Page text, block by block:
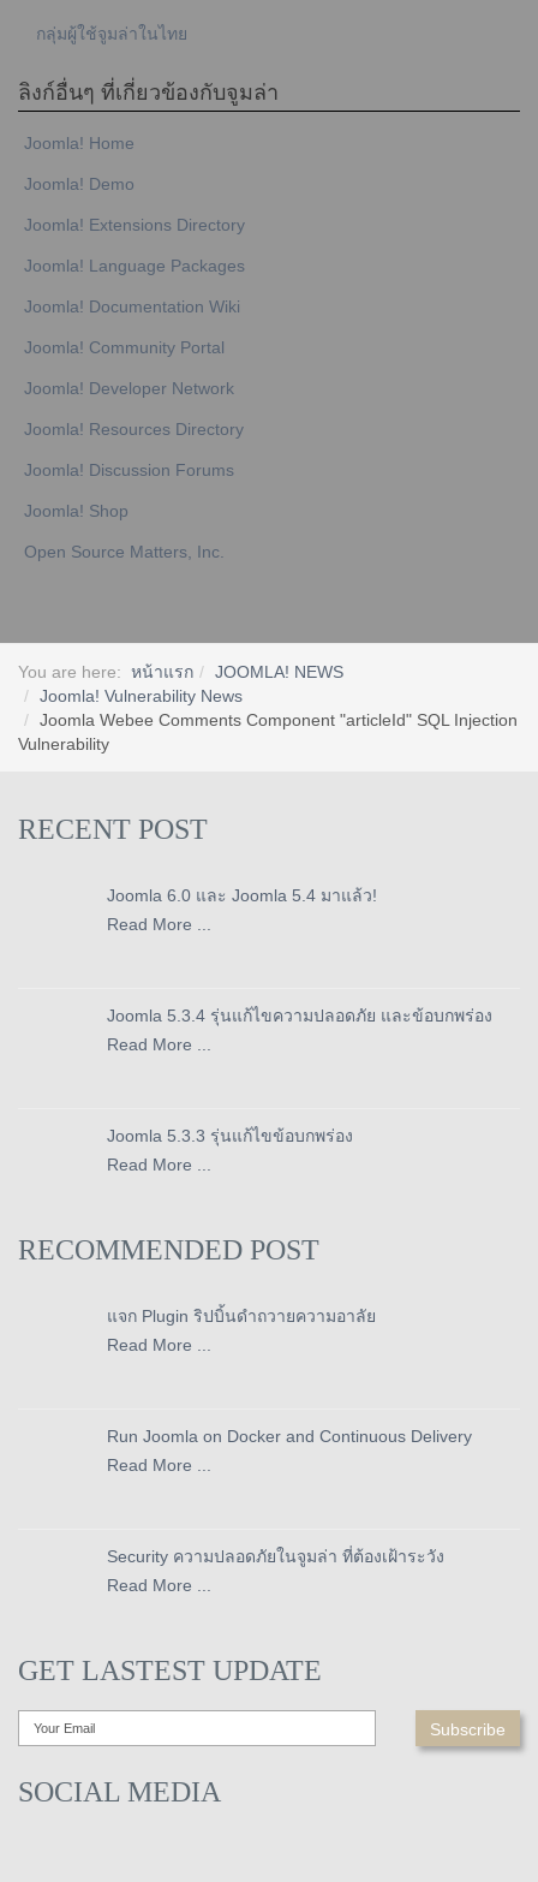
กลุ่มผู้ใช้จูมล่าในไทย
ลิงก์อื่นๆ ที่เกี่ยวข้องกับจูมล่า
Joomla! Home
Joomla! Demo
Joomla! Extensions Directory
Joomla! Language Packages
Joomla! Documentation Wiki
Joomla! Community Portal
Joomla! Developer Network
Joomla! Resources Directory
Joomla! Discussion Forums
Joomla! Shop
Open Source Matters, Inc.
You are here: หน้าแรก
JOOMLA! NEWS
Joomla! Vulnerability News
Joomla Webee Comments Component "articleId" SQL Injection
Vulnerability
RECENT POST
Joomla 6.0 และ Joomla 5.4 มาแล้ว!
Read More ...
Joomla 5.3.4 รุ่นแก้ไขความปลอดภัย และข้อบกพร่อง
Read More ...
Joomla 5.3.3 รุ่นแก้ไขข้อบกพร่อง
Read More ...
RECOMMENDED POST
แจก Plugin ริปบิ้นดำถวายความอาลัย
Read More ...
Run Joomla on Docker and Continuous Delivery
Read More ...
Security ความปลอดภัยในจูมล่า ที่ต้องเฝ้าระวัง
Read More ...
GET LASTEST UPDATE
SOCIAL MEDIA